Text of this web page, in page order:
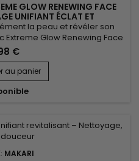
GLOW RENEWING FACE
UNIFIANT ÉCLAT ET
DE LA PEAU
la peau et révéler son
Glow Renewing Face
et revitalisant idéal
Sa formule associe
Noyau d’Abricot (Prunus), les
de Réglisse et...
€
au panier
MAKARI